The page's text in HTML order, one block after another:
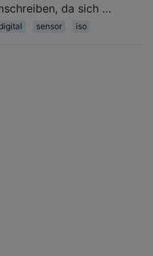
da sich …
sensor iso